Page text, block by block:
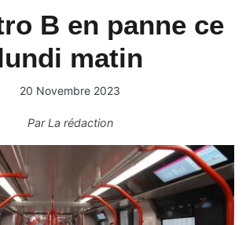
B en panne ce
matin
20 Novembre 2023
ParLa rédaction